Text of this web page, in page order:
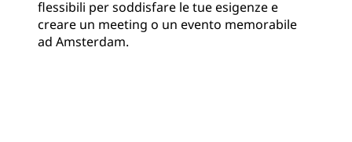
flessibili per soddisfare le tue esigenze e
creare un meeting o un evento memorabile
ad Amsterdam.